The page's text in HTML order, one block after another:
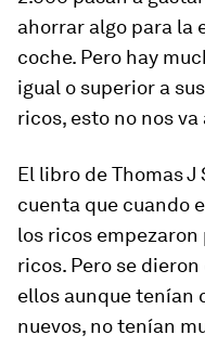
ahorrar algo para la
coche. Pero hay
igual o superior a
ricos, esto no nos va
El libro de Thomas
cuenta que cuando
los ricos
ricos. Pero se
ellos aunque tenían
nuevos, no tenían